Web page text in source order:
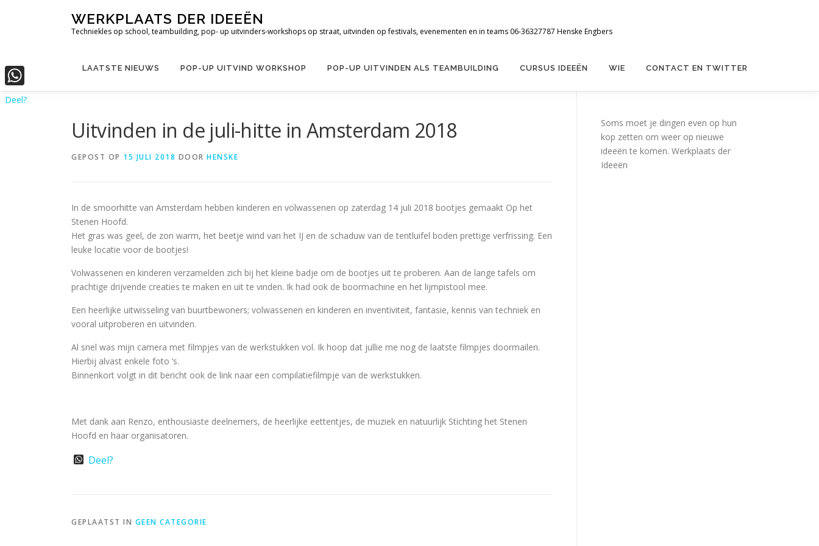
WERKPLAATS DER IDEEËN
Techniekles op school, teambuilding, pop- up uitvinders-workshops op straat, uitvinden op festivals, evenementen en in teams 06-36327787 Henske Engbers
LAATSTE NIEUWS POP-UP UITVIND WORKSHOP POP-UP UITVINDEN ALS TEAMBUILDING CURSUS IDEEËN WIE CONTACT EN TWITTER
Uitvinden in de juli-hitte in Amsterdam 2018
GEPOST OP 15 JULI 2018 DOOR HENSKE
In de smoorhitte van Amsterdam hebben kinderen en volwassenen op zaterdag 14 juli 2018 bootjes gemaakt Op het
Stenen Hoofd.
Het gras was geel, de zon warm, het beetje wind van het IJ en de schaduw van de tentluifel boden prettige verfrissing. Een
leuke locatie voor de bootjes!
Volwassenen en kinderen verzamelden zich bij het kleine badje om de bootjes uit te proberen. Aan de lange tafels om
prachtige drijvende creaties te maken en uit te vinden. Ik had ook de boormachine en het lijmpistool mee.
Een heerlijke uitwisseling van buurtbewoners; volwassenen en kinderen en inventiviteit, fantasie, kennis van techniek en
vooral uitproberen en uitvinden.
Al snel was mijn camera met filmpjes van de werkstukken vol. Ik hoop dat jullie me nog de laatste filmpjes doormailen.
Hierbij alvast enkele foto ‘s.
Binnenkort volgt in dit bericht ook de link naar een compilatiefilmpje van de werkstukken.
Met dank aan Renzo, enthousiaste deelnemers, de heerlijke eettentjes, de muziek en natuurlijk Stichting het Stenen
Hoofd en haar organisatoren.
WhatsApp
Deel?
GEPLAATST IN GEEN CATEGORIE
Soms moet je dingen even op hun
kop zetten om weer op nieuwe
ideeën te komen. Werkplaats der
Ideeën
WhatsApp
Deel?